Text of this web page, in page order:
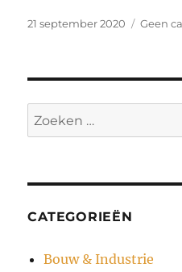
Geplaatst
21 september 2020 Geen
Zoeken
naar:
CATEGORIEËN
Bouw & Industrie